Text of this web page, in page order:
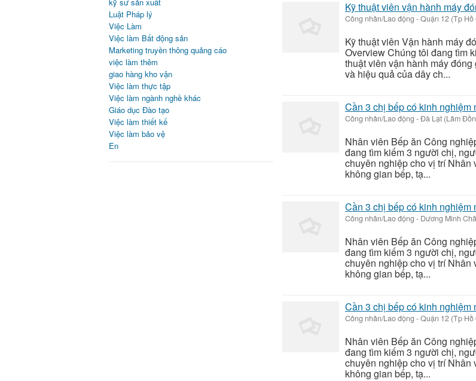
Luật Pháp lý
Việc Làm
Việc làm Bất động sản
Marketing truyền thông quảng cáo
việc làm thêm
giao hàng kho vận
Việc làm thực tập
Việc làm ngành nghề khác
Giáo dục Đào tạo
Việc làm thiết kế
Việc làm bảo vệ
En
Kỹ thuật viên vận hành máy
Công nhân/Lao động -Quận 12 (Tp Hồ
Kỹ thuật viên Vận hành máy
Overview Chúng tôi đang tìm
thuật viên vận hành máy
và hiệu quả của dây ch...
Cần 3 chị bếp có kinh
Công nhân/Lao động -Đà Lạt (Lâm
Nhân viên Bếp ăn Công
đang tìm kiếm 3 người chị,
chuyên nghiệp cho vị trí
không gian bếp, tạ...
Cần 3 chị bếp có kinh
Công nhân/Lao động - Dương Minh
Nhân viên Bếp ăn Công
đang tìm kiếm 3 người chị,
chuyên nghiệp cho vị trí
không gian bếp, tạ...
Cần 3 chị bếp có kinh
Công nhân/Lao động -Quận 12 (Tp Hồ
Nhân viên Bếp ăn Công
đang tìm kiếm 3 người chị,
chuyên nghiệp cho vị trí
không gian bếp, tạ...